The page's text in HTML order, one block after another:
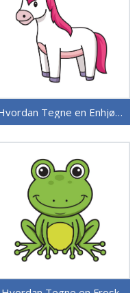
Hvordan Tegne en Enhjørning